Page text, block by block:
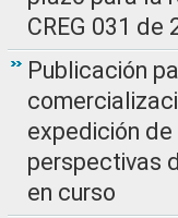
CREG 031 de
Publicación
expedición de
perspectivas
en curso